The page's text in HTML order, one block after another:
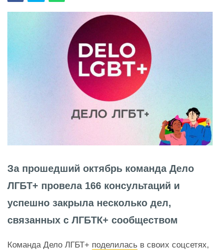
За прошедший октябрь команда Дело
ЛГБТ+ провела 166 консультаций и
успешно закрыла несколько дел,
связанных с ЛГБТК+ сообществом
Команда Дело ЛГБТ+ поделилась в своих соцсетях,